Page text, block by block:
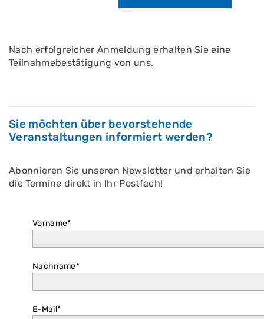
Nach erfolgreicher Anmeldung erhalten Sie eine
Teilnahmebestätigung von uns.
Sie möchten über bevorstehende
Veranstaltungen informiert werden?
Abonnieren Sie unseren Newsletter und erhalten Sie
die Termine direkt in Ihr Postfach!
Vorname*
Nachname*
E-Mail*